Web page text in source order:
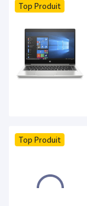
Top Produit
Top Produit